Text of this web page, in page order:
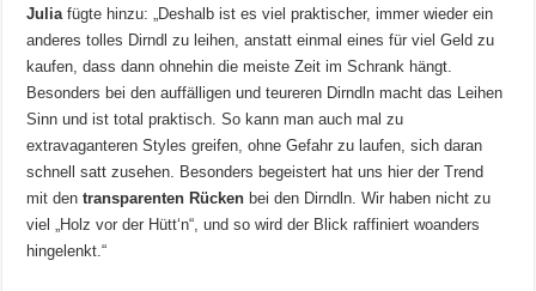
Juliafügte hinzu: „Deshalb ist es viel praktischer, immer wieder ein
anderes tolles Dirndl zu leihen, anstatt einmal eines für viel Geld zu
kaufen, dass dann ohnehin die meiste Zeit im Schrank hängt.
Besonders bei den auffälligen und teureren Dirndln macht das Leihen
Sinn und ist total praktisch. So kann man auch mal zu
extravaganteren Styles greifen, ohne Gefahr zu laufen, sich daran
schnell satt zusehen. Besonders begeistert hat uns hier der Trend
mit dentransparenten Rücken bei den Dirndln. Wir haben nicht zu
viel „Holz vor der Hütt‘n“, und so wird der Blick raffiniert woanders
hingelenkt.“